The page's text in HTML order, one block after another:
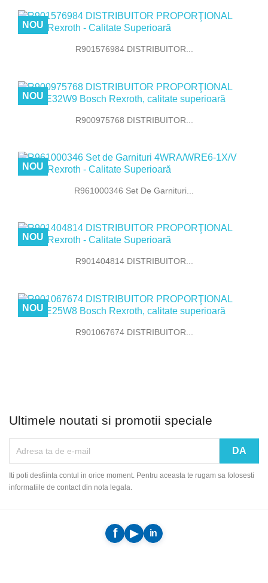
R901576984 DISTRIBUITOR...
NOU
R900975768 DISTRIBUITOR...
NOU
R961000346 Set De Garnituri...
NOU
R901404814 DISTRIBUITOR...
NOU
R901067674 DISTRIBUITOR...
NOU
Ultimele noutati si promotii speciale
Iti poti desfiinta contul in orice moment. Pentru aceasta te rugam sa folosesti
informatiile de contact din nota legala.